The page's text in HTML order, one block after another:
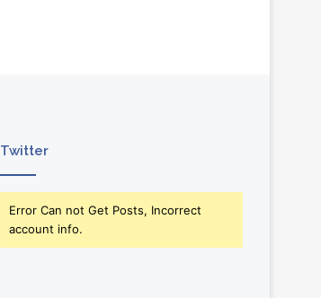
Twitter
Error Can not Get Posts, Incorrect
account info.